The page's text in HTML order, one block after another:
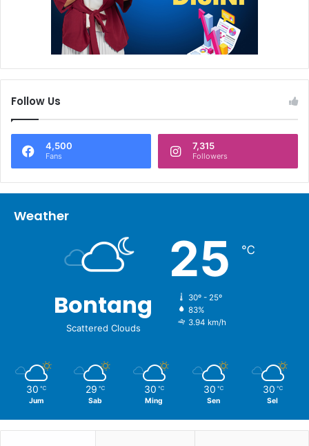
Follow Us
4,500
Fans
7,315
Followers
Weather
Bontang
Scattered Clouds
25 ℃
30º - 25º
83%
3.94 km/h
30 ℃
Jum
29 ℃
Sab
30 ℃
Ming
30 ℃
Sen
30 ℃
Sel